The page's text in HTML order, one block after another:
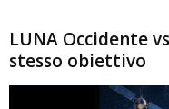
LUNA Occidente
stesso obiettivo